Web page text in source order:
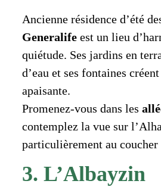
Ancienne résidence d’été
Generalifeest un lieu
quiétude. Ses jardins en
d’eau et ses fontaines
apaisante.
Promenez-vous dans les
contemplez la vue sur
particulièrement au
3. L’Albayzin